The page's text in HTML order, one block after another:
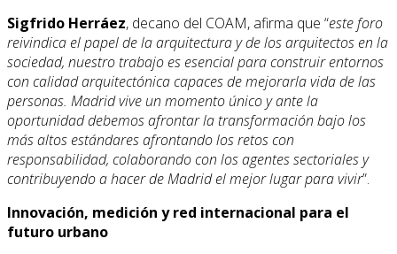
Sigfrido Herráez, decano del COAM, afirma que “este foro
reivindica el papel de la arquitectura y de los arquitectos en la
sociedad, nuestro trabajo es esencial para construir entornos
con calidad arquitectónica capaces de mejorarla vida de las
personas. Madrid vive un momento único y ante la
oportunidad debemos afrontar la transformación bajo los
más altos estándares afrontando los retos con
responsabilidad, colaborando con los agentes sectoriales y
contribuyendo a hacer de Madrid el mejor lugar para vivir”.
Innovación, medición y red internacional para el
futuro urbano